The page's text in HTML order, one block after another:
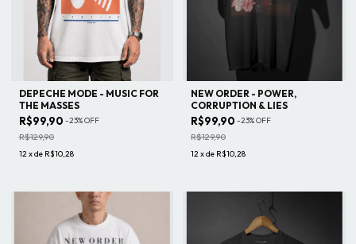
DEPECHE MODE - MUSIC FOR
THE MASSES
R$99,90 -23%OFF
R$129,90
12xde R$10,28
NEW ORDER - POWER,
CORRUPTION & LIES
R$99,90 -23%OFF
R$129,90
12xde R$10,28